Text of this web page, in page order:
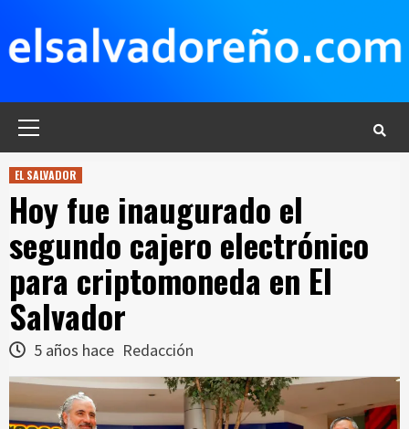
contenido
EL SALVADOR
Hoy fue inaugurado el
segundo cajero electrónico
para criptomoneda en El
Salvador
5 años hace Redacción